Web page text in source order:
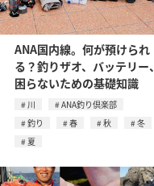
ANA国内線。何が預けられ
る？釣りザオ、バッテリー、
困らないための基礎知識
川
ANA釣り倶楽部
釣り
春 秋
冬
夏